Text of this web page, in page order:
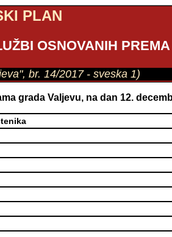
PLAN
OSNOVANIH
br. 14/2017 - sveska 1)
grada Valjevu, na dan 12.